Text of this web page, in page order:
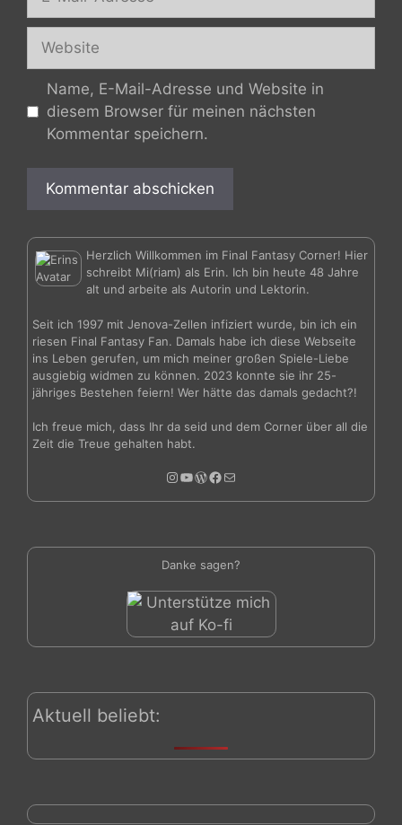
Mail-
Adresse
Name, E-Mail-Adresse und Website in
diesem Browser für meinen nächsten
Kommentar speichern.
Herzlich Willkommen im Final Fantasy Corner! Hier
schreibt Mi(riam) als Erin. Ich bin heute 48 Jahre
alt und arbeite als Autorin und Lektorin.
Seit ich 1997 mit Jenova-Zellen infiziert wurde, bin ich ein
riesen Final Fantasy Fan. Damals habe ich diese Webseite
ins Leben gerufen, um mich meiner großen Spiele-Liebe
ausgiebig widmen zu können. 2023 konnte sie ihr 25-
jähriges Bestehen feiern! Wer hätte das damals gedacht?!
Ich freue mich, dass Ihr da seid und dem Corner über all die
Zeit die Treue gehalten habt.
Instagram
YouTube
WordPress
Facebook
E-Mail
Danke sagen?
Aktuell beliebt: